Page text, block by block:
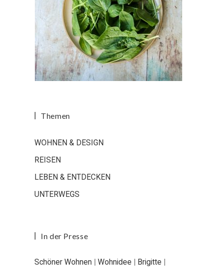
Themen
WOHNEN & DESIGN
REISEN
LEBEN & ENTDECKEN
UNTERWEGS
In der Presse
Schöner Wohnen | Wohnidee | Brigitte |